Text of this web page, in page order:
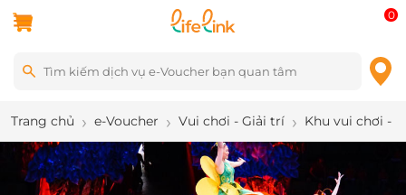
0
Trang chủ e-Voucher Vui chơi - Giải trí Khu vui chơi -